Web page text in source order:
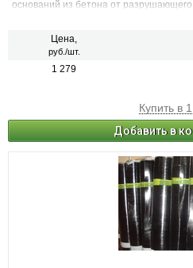
оснований из бетона от разрушающего
Цена,
руб./шт.
1 279
Купить в
Добавить в